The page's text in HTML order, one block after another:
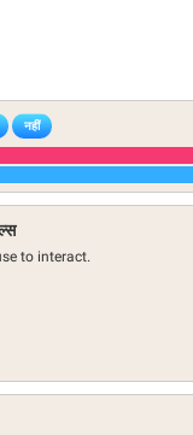
नहीं
to interact.